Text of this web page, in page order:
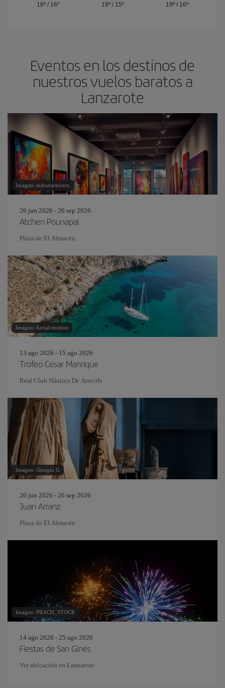
18º/ 16º
18º/ 15º
19º / 16º
Eventos en los destinos de
nuestros vuelos baratos a
Lanzarote
Imagen: mihaitarniceru
26 jun 2026 - 26 sep 2026
Atchen Pounapal
Plaza de El Almacén
Imagen: Aerial-motion
13 ago 2026 - 15 ago 2026
Trofeo Cesar Manrique
Real Club Náutico De Arrecife
Imagen: Giorgio G
26 jun 2026 - 26 sep 2026
Juan Arranz
Plaza de El Almacén
Imagen: PRACH_STOCK
14 ago 2026 - 25 ago 2026
Fiestas de San Ginés
Ver ubicación en Lanzarote